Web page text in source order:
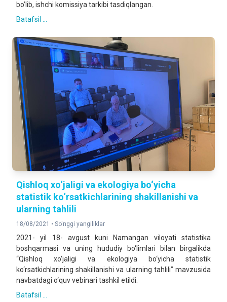
boʼlib, ishchi komissiya tarkibi tasdiqlangan.
Batafsil ...
Qishloq xo‘jaligi va ekologiya bo‘yicha
statistik ko‘rsatkichlarining shakillanishi va
ularning tahlili
18/08/2021 • So'nggi yangiliklar
2021- yil 18- avgust kuni Namangan viloyati statistika
boshqarmasi va uning hududiy bo‘limlari bilan birgalikda
“Qishloq xo‘jaligi va ekologiya bo‘yicha statistik
ko‘rsatkichlarining shakillanishi va ularning tahlili” mavzusida
navbatdagi o‘quv vebinari tashkil etildi.
Batafsil ...